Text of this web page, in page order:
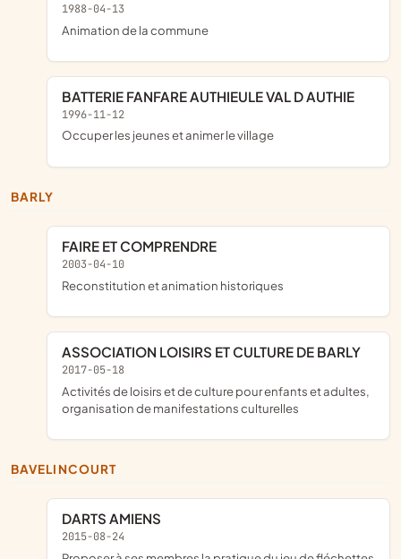
1988-04-13
animation de la commune
BATTERIE FANFARE AUTHIEULE VAL D AUTHIE
1996-11-12
occuper les jeunes et animer le village
BARLY
FAIRE ET COMPRENDRE
2003-04-10
reconstitution et animation historiques
ASSOCIATION LOISIRS ET CULTURE DE BARLY
2017-05-18
activités de loisirs et de culture pour enfants et adultes,
organisation de manifestations culturelles
BAVELINCOURT
DARTS AMIENS
2015-08-24